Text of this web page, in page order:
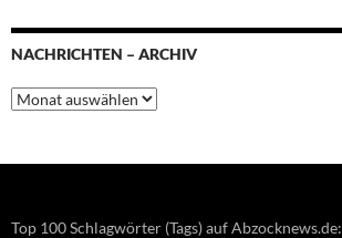
NACHRICHTEN – ARCHIV
Nachrichten
–
Top 100 Schlagwörter (Tags) auf Abzocknews.de: